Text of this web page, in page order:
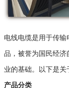
电线电缆是用于传
品，被誉为国民经济
业的基础。以下是关
产品分类